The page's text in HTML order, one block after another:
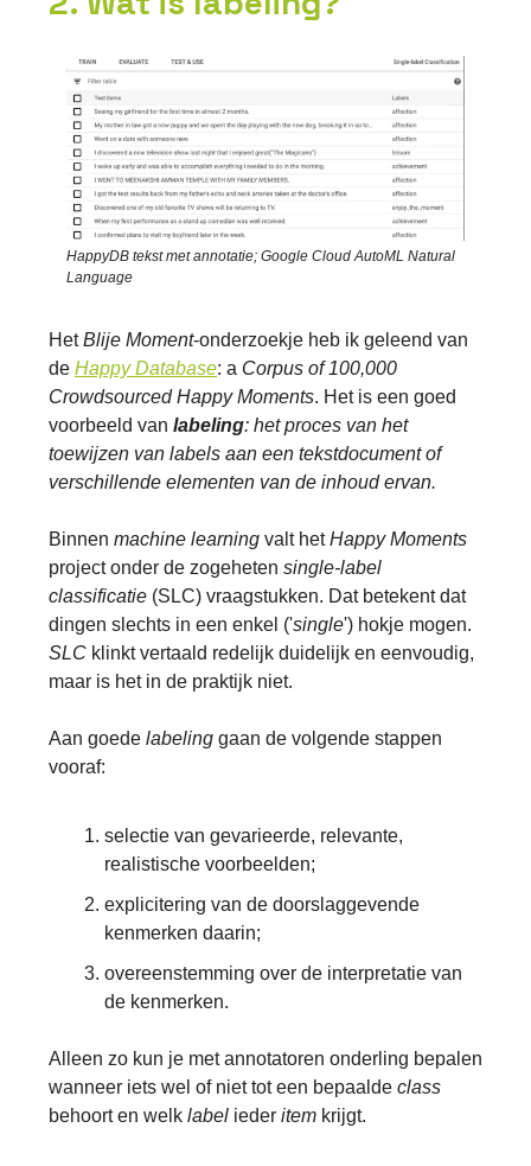
HappyDB tekst met annotatie; Google Cloud AutoML Natural
Language
HetBlije Moment-onderzoekje heb ik geleend van
de Happy Database: a Corpus of 100,000
Crowdsourced Happy Moments. Het is een goed
voorbeeld van labeling: het proces van het
toewijzen van labels aan een tekstdocument of
verschillende elementen van de inhoud ervan.
Binnen machine learning valt hetHappy Moments
project onder de zogeheten single-label
classificatie (SLC) vraagstukken. Dat betekent dat
dingen slechts in een enkel ('single') hokje mogen.
SLC klinkt vertaald redelijk duidelijk en eenvoudig,
maar is het in de praktijk niet.
Aan goede labeling gaan de volgende stappen
vooraf:
selectie van gevarieerde, relevante,
realistische voorbeelden;
explicitering van de doorslaggevende
kenmerken daarin;
overeenstemming over de interpretatie van
de kenmerken.
Alleen zo kun je met annotatoren onderling bepalen
wanneer iets wel of niet tot een bepaalde class
behoort en welk label ieder item krijgt.